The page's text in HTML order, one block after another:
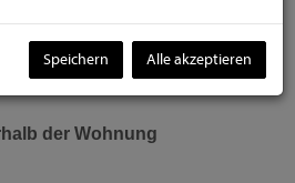
der Wohnung
Speichern Alle akzeptieren